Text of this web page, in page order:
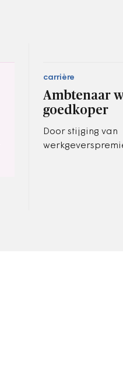
carrière
Ambtenaar
goedkoper
Door stijging van